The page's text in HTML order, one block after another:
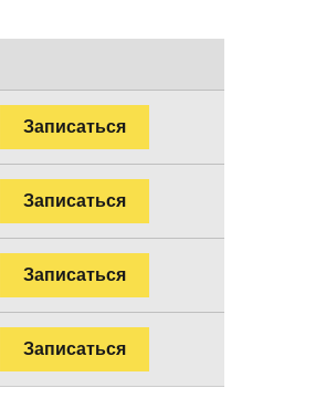
Записаться
Записаться
Записаться
Записаться